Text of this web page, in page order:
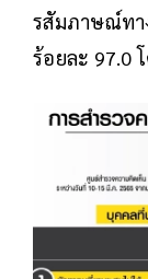
รสัมภาษณ์ทา
ร้อยละ 97.0